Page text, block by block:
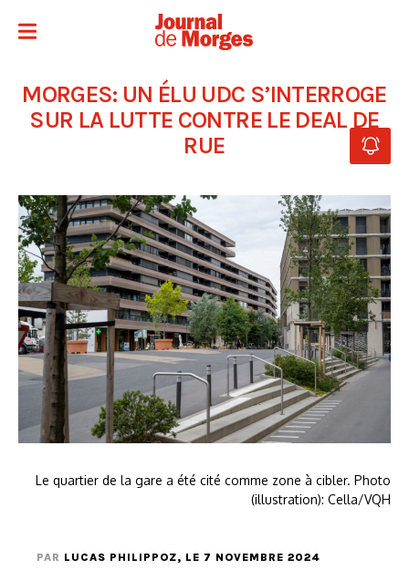
MORGES: UN ÉLU UDC S’INTERROGE
SUR LA LUTTE CONTRE LE DEAL DE
RUE
Le quartier de la gare a été cité comme zone à cibler. Photo
(illustration): Cella/VQH
PAR LUCAS PHILIPPOZ, LE 7 NOVEMBRE 2024